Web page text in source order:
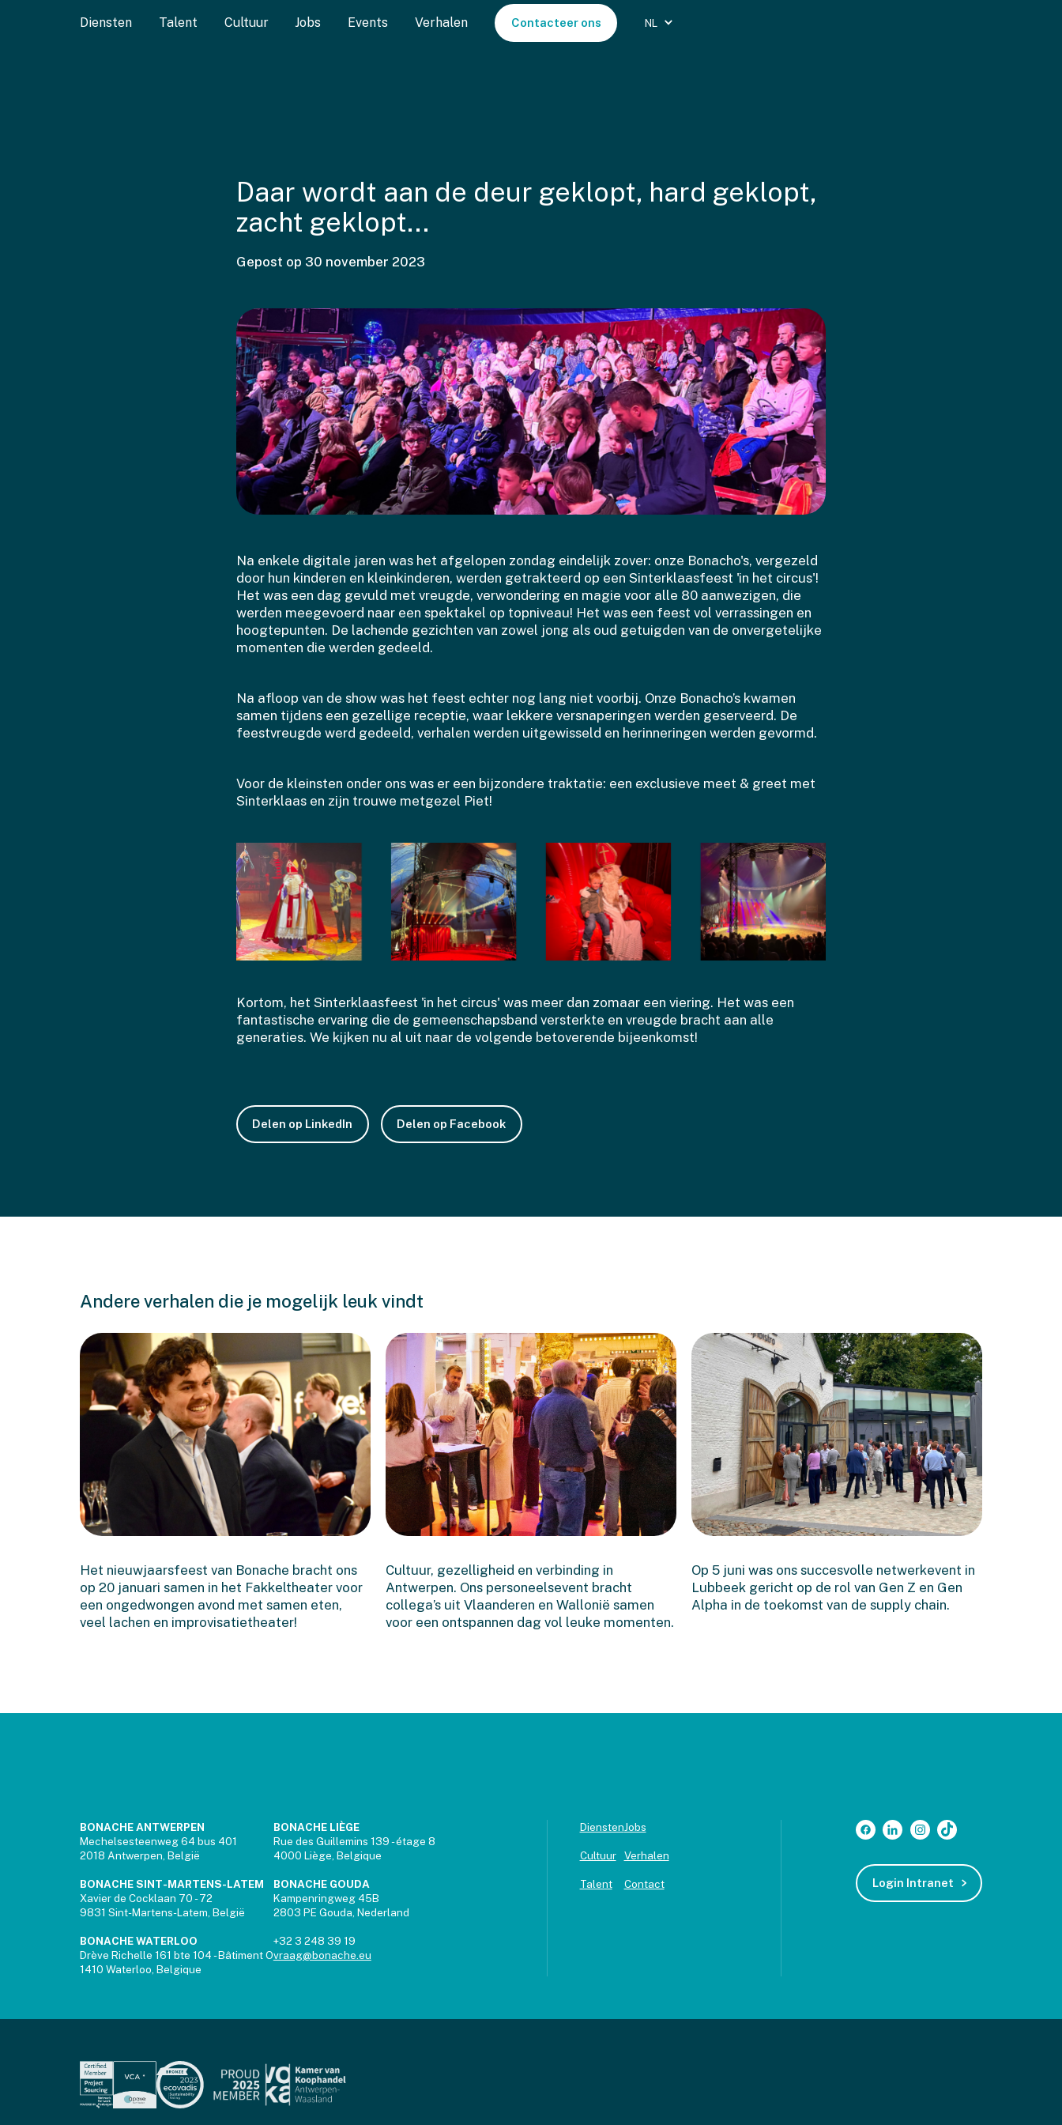
Diensten Talent Cultuur Jobs Events Verhalen Contacteer ons NL
Daar wordt aan de deur geklopt, hard geklopt,
zacht geklopt...
Gepost op 30 november 2023
Na enkele digitale jaren was het afgelopen zondag eindelijk zover: onze Bonacho's, vergezeld
door hun kinderen en kleinkinderen, werden getrakteerd op een Sinterklaasfeest 'in het circus'!
Het was een dag gevuld met vreugde, verwondering en magie voor alle 80 aanwezigen, die
werden meegevoerd naar een spektakel op topniveau! Het was een feest vol verrassingen en
hoogtepunten. De lachende gezichten van zowel jong als oud getuigden van de onvergetelijke
momenten die werden gedeeld.
Na afloop van de show was het feest echter nog lang niet voorbij. Onze Bonacho’s kwamen
samen tijdens een gezellige receptie, waar lekkere versnaperingen werden geserveerd. De
feestvreugde werd gedeeld, verhalen werden uitgewisseld en herinneringen werden gevormd.
Voor de kleinsten onder ons was er een bijzondere traktatie: een exclusieve meet & greet met
Sinterklaas en zijn trouwe metgezel Piet!
Kortom, het Sinterklaasfeest 'in het circus' was meer dan zomaar een viering. Het was een
fantastische ervaring die de gemeenschapsband versterkte en vreugde bracht aan alle
generaties. We kijken nu al uit naar de volgende betoverende bijeenkomst!
Delen op LinkedIn Delen op Facebook
Andere verhalen die je mogelijk leuk vindt
2026!
Het nieuwjaarsfeest van Bonache bracht ons
op 20 januari samen in het Fakkeltheater voor
een ongedwongen avond met samen eten,
veel lachen en improvisatietheater!
dag in Antwerpen
Cultuur, gezelligheid en verbinding in
Antwerpen. Ons personeelsevent bracht
collega’s uit Vlaanderen en Wallonië samen
voor een ontspannen dag vol leuke momenten.
Executive Netwerkevent
in Lubbeek
Op 5 juni was ons succesvolle netwerkevent in
Lubbeek gericht op de rol van Gen Z en Gen
Alpha in de toekomst van de supply chain.
BONACHE ANTWERPEN
Mechelsesteenweg 64 bus 401
2018 Antwerpen, België
BONACHE SINT-MARTENS-LATEM
Xavier de Cocklaan 70 - 72
9831 Sint-Martens-Latem, België
BONACHE WATERLOO
Drève Richelle 161 bte 104 - Bâtiment O
1410 Waterloo, Belgique
BONACHE LIÈGE
Rue des Guillemins 139 - étage 8
4000 Liège, Belgique
BONACHE GOUDA
Kampenringweg 45B
2803 PE Gouda, Nederland
+32 3 248 39 19
vraag@bonache.eu
Diensten
Cultuur
Talent
Jobs
Verhalen
Contact Login Intranet